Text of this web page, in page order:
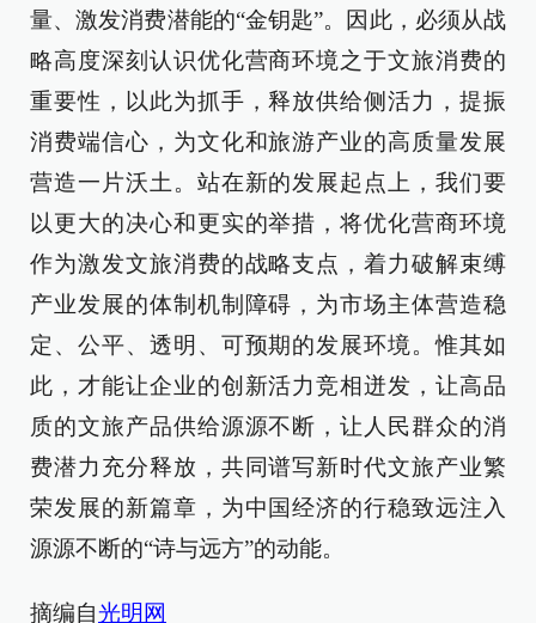
量、激发消费潜能的“金钥匙”。因此，必须从战
略高度深刻认识优化营商环境之于文旅消费的
重要性，以此为抓手，释放供给侧活力，提振
消费端信心，为文化和旅游产业的高质量发展
营造一片沃土。站在新的发展起点上，我们要
以更大的决心和更实的举措，将优化营商环境
作为激发文旅消费的战略支点，着力破解束缚
产业发展的体制机制障碍，为市场主体营造稳
定、公平、透明、可预期的发展环境。惟其如
此，才能让企业的创新活力竞相迸发，让高品
质的文旅产品供给源源不断，让人民群众的消
费潜力充分释放，共同谱写新时代文旅产业繁
荣发展的新篇章，为中国经济的行稳致远注入
源源不断的“诗与远方”的动能。
摘编自光明网